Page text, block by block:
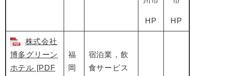
HP HP
株式会社
博多グリーン
ホテル [PDF
福
岡
宿泊業，飲
食サービス